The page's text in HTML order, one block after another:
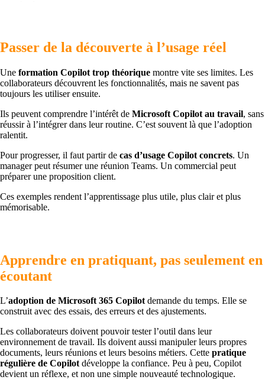
Passer de la découverte à l’usage réel
Une formation Copilot trop théorique montre vite ses limites. Les
collaborateurs découvrent les fonctionnalités, mais ne savent pas
toujours les utiliser ensuite.
Ils peuvent comprendre l’intérêt de Microsoft Copilot au travail, sans
réussir à l’intégrer dans leur routine. C’est souvent là que l’adoption
ralentit.
Pour progresser, il faut partir de cas d’usage Copilot concrets. Un
manager peut résumer une réunion Teams. Un commercial peut
préparer une proposition client.
Ces exemples rendent l’apprentissage plus utile, plus clair et plus
mémorisable.
Apprendre en pratiquant, pas seulement en
écoutant
L’adoption de Microsoft 365 Copilotdemande du temps. Elle se
construit avec des essais, des erreurs et des ajustements.
Les collaborateurs doivent pouvoir tester l’outil dans leur
environnement de travail. Ils doivent aussi manipuler leurs propres
documents, leurs réunions et leurs besoins métiers. Cette pratique
régulière de Copilotdéveloppe la confiance. Peu à peu, Copilot
devient un réflexe, et non une simple nouveauté technologique.